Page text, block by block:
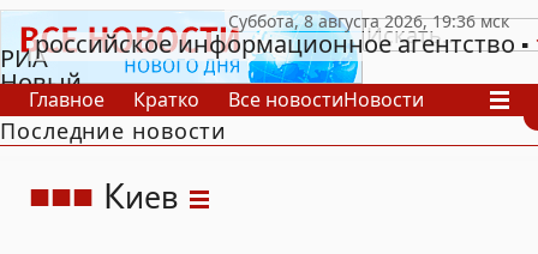
РИА
Новый
День
российское информационное агентство
Главное Кратко Все новостиНовости
В России
В мире
Последние новости
Киев